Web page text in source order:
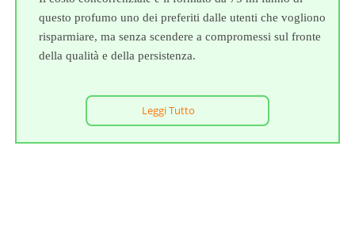
questo profumo uno dei preferiti dalle utenti che vogliono
risparmiare, ma senza scendere a compromessi sul fronte
della qualità e della persistenza.
Leggi Tutto